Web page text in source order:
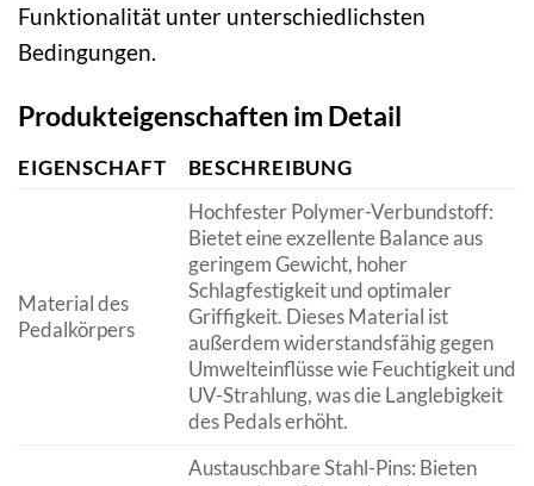
Funktionalität unter unterschiedlichsten
Bedingungen.
Produkteigenschaften im Detail
EIGENSCHAFT BESCHREIBUNG
Material des
Pedalkörpers
Hochfester Polymer-Verbundstoff:
Bietet eine exzellente Balance aus
geringem Gewicht, hoher
Schlagfestigkeit und optimaler
Griffigkeit. Dieses Material ist
außerdem widerstandsfähig gegen
Umwelteinflüsse wie Feuchtigkeit und
UV-Strahlung, was die Langlebigkeit
des Pedals erhöht.
Austauschbare Stahl-Pins: Bieten